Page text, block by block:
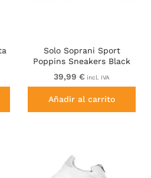
Solo Soprani Sport
Poppins Sneakers Black
39,99 € incl. IVA
Añadir al carrito